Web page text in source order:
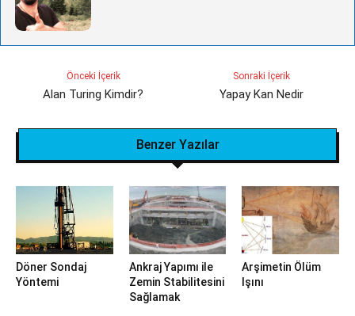
Önceki İçerik
Alan Turing Kimdir?
Sonraki İçerik
Yapay Kan Nedir
Benzer Yazılar
Döner Sondaj
Yöntemi
Ankraj Yapımı ile
Zemin Stabilitesini
Sağlamak
Arşimetin Ölüm
Işını